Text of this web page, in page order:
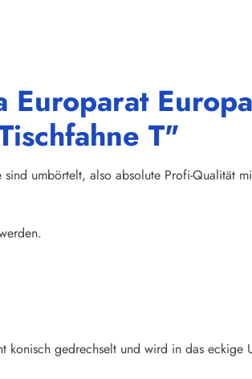
T"
umbörtelt, also absolute Profi-Qualität
konisch gedrechselt und wird in das